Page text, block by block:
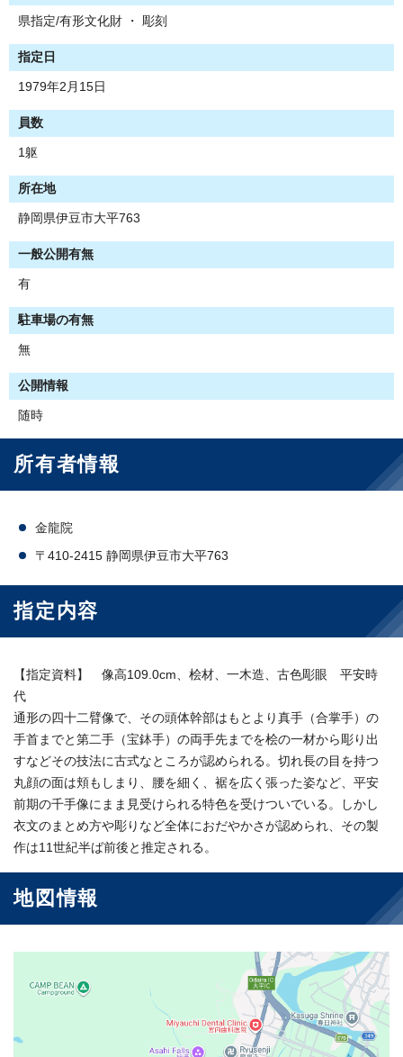
県指定/有形文化財 ・ 彫刻
指定日
1979年2月15日
員数
1躯
所在地
静岡県伊豆市大平763
一般公開有無
有
駐車場の有無
無
公開情報
随時
所有者情報
金龍院
〒410-2415 静岡県伊豆市大平763
指定内容
【指定資料】 像高109.0cm、桧材、一木造、古色彫眼 平安時
代
通形の四十二臂像で、その頭体幹部はもとより真手（合掌手）の
手首までと第二手（宝鉢手）の両手先までを桧の一材から彫り出
すなどその技法に古式なところが認められる。切れ長の目を持つ
丸顔の面は頬もしまり、腰を細く、裾を広く張った姿など、平安
前期の千手像にまま見受けられる特色を受けついでいる。しかし
衣文のまとめ方や彫りなど全体におだやかさが認められ、その製
作は11世紀半ば前後と推定される。
地図情報